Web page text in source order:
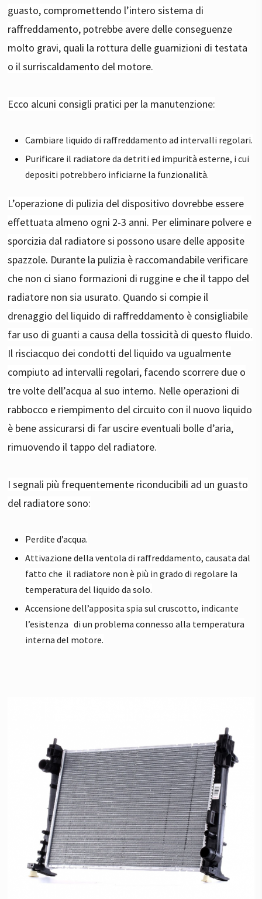
guasto, compromettendo l’intero sistema di
raffreddamento, potrebbe avere delle conseguenze
molto gravi, quali la rottura delle guarnizioni di testata
o il surriscaldamento del motore.
Ecco alcuni consigli pratici per la manutenzione:
Cambiare liquido di raffreddamento ad intervalli regolari.
Purificare il radiatore da detriti ed impurità esterne, i cui
depositi potrebbero inficiarne la funzionalità.
L’operazione di pulizia del dispositivo dovrebbe essere
effettuata almeno ogni 2-3 anni. Per eliminare polvere e
sporcizia dal radiatore si possono usare delle apposite
spazzole. Durante la pulizia è raccomandabile verificare
che non ci siano formazioni di ruggine e che il tappo del
radiatore non sia usurato. Quando si compie il
drenaggio del liquido di raffreddamento è consigliabile
far uso di guanti a causa della tossicità di questo fluido.
Il risciacquo dei condotti del liquido va ugualmente
compiuto ad intervalli regolari, facendo scorrere due o
tre volte dell’acqua al suo interno. Nelle operazioni di
rabbocco e riempimento del circuito con il nuovo liquido
è bene assicurarsi di far uscire eventuali bolle d’aria,
rimuovendo il tappo del radiatore.
I segnali più frequentemente riconducibili ad un guasto
del radiatore sono:
Perdite d’acqua.
Attivazione della ventola di raffreddamento, causata dal
fatto che il radiatore non è più in grado di regolare la
temperatura del liquido da solo.
Accensione dell’apposita spia sul cruscotto, indicante
l’esistenza di un problema connesso alla temperatura
interna del motore.